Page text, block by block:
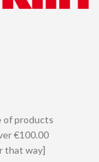
of products
€100.00
that way]